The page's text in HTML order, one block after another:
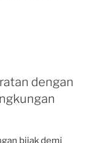
dengan
bijak demi